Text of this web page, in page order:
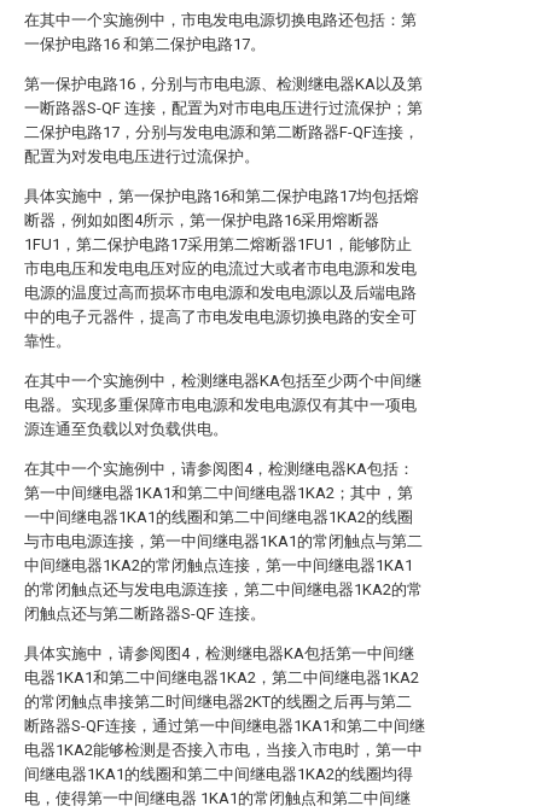
在其中一个实施例中，市电发电电源切换电路还包括：第
一保护电路16 和第二保护电路17。
第一保护电路16，分别与市电电源、检测继电器KA以及第
一断路器S-QF 连接，配置为对市电电压进行过流保护；第
二保护电路17，分别与发电电源和第二断路器F-QF连接，
配置为对发电电压进行过流保护。
具体实施中，第一保护电路16和第二保护电路17均包括熔
断器，例如如图4所示，第一保护电路16采用熔断器
1FU1，第二保护电路17采用第二熔断器1FU1，能够防止
市电电压和发电电压对应的电流过大或者市电电源和发电
电源的温度过高而损坏市电电源和发电电源以及后端电路
中的电子元器件，提高了市电发电电源切换电路的安全可
靠性。
在其中一个实施例中，检测继电器KA包括至少两个中间继
电器。实现多重保障市电电源和发电电源仅有其中一项电
源连通至负载以对负载供电。
在其中一个实施例中，请参阅图4，检测继电器KA包括：
第一中间继电器1KA1和第二中间继电器1KA2；其中，第
一中间继电器1KA1的线圈和第二中间继电器1KA2的线圈
与市电电源连接，第一中间继电器1KA1的常闭触点与第二
中间继电器1KA2的常闭触点连接，第一中间继电器1KA1
的常闭触点还与发电电源连接，第二中间继电器1KA2的常
闭触点还与第二断路器S-QF 连接。
具体实施中，请参阅图4，检测继电器KA包括第一中间继
电器1KA1和第二中间继电器1KA2，第二中间继电器1KA2
的常闭触点串接第二时间继电器2KT的线圈之后再与第二
断路器S-QF连接，通过第一中间继电器1KA1和第二中间继
电器1KA2能够检测是否接入市电，当接入市电时，第一中
间继电器1KA1的线圈和第二中间继电器1KA2的线圈均得
电，使得第一中间继电器 1KA1的常闭触点和第二中间继